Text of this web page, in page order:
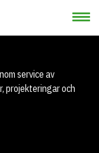
service av
projekteringar och